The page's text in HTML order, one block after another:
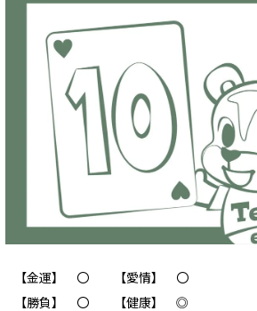
【金運】 〇 【愛情】 〇
【勝負】 〇 【健康】 ◎